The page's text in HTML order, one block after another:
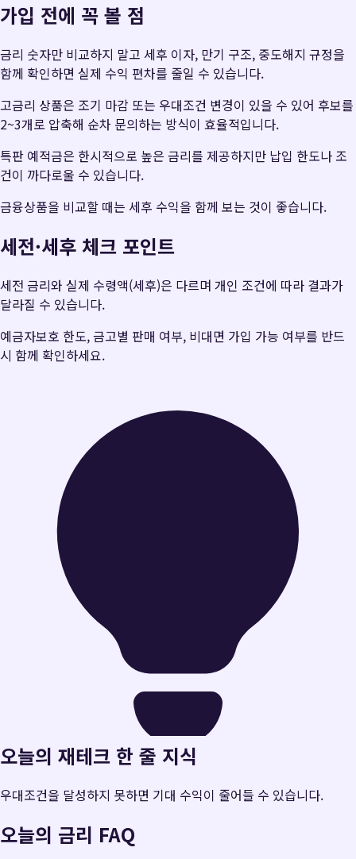
가입 전에 꼭 볼 점
금리 숫자만 비교하지 말고 세후 이자, 만기 구조, 중도해지 규정을
함께 확인하면 실제 수익 편차를 줄일 수 있습니다.
고금리 상품은 조기 마감 또는 우대조건 변경이 있을 수 있어 후보를
2~3개로 압축해 순차 문의하는 방식이 효율적입니다.
특판 예적금은 한시적으로 높은 금리를 제공하지만 납입 한도나 조
건이 까다로울 수 있습니다.
금융상품을 비교할 때는 세후 수익을 함께 보는 것이 좋습니다.
세전·세후 체크 포인트
세전 금리와 실제 수령액(세후)은 다르며 개인 조건에 따라 결과가
달라질 수 있습니다.
예금자보호 한도, 금고별 판매 여부, 비대면 가입 가능 여부를 반드
시 함께 확인하세요.
오늘의 재테크 한 줄 지식
우대조건을 달성하지 못하면 기대 수익이 줄어들 수 있습니다.
오늘의 금리 FAQ